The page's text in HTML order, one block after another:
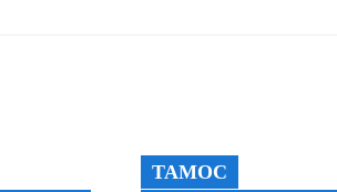
ТАМОС